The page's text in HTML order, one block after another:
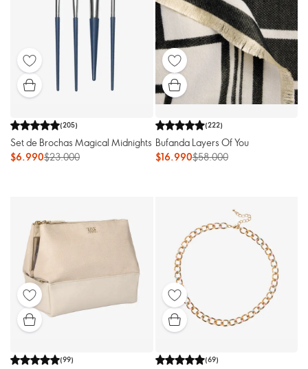
(205)
Set de Brochas Magical Midnights
$6.990$23.000
(222)
Bufanda Layers Of You
$16.990$58.000
(99) (69)